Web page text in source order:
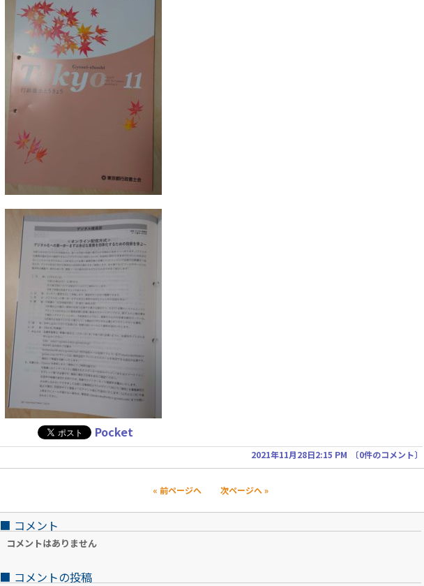
Pocket
2021年11月28日2:15 PM 〔0件のコメント〕
« 前ページへ 次ページへ »
■ コメント
コメントはありません
■ コメントの投稿